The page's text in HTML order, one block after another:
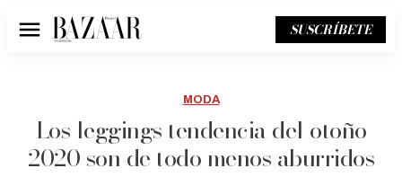
Menú SUSCRÍBETE
MODA
Los leggings tendencia del otoño
2020 son de todo menos aburridos